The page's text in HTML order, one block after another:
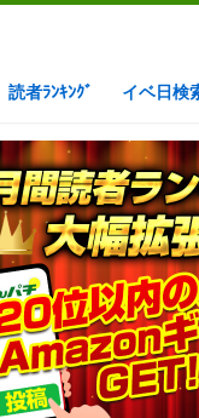
読者ﾗﾝｷﾝｸﾞ イベ日検